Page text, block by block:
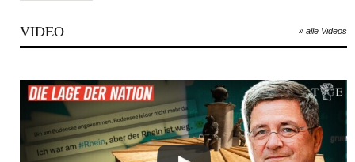
VIDEO » alle Videos